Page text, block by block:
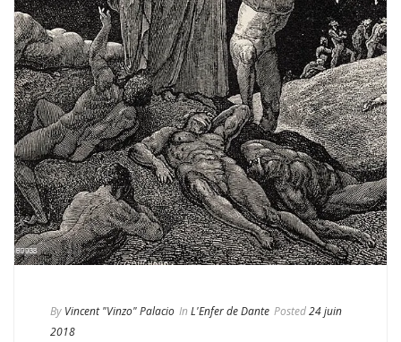
By Vincent "Vinzo" Palacio In L'Enfer de Dante Posted24 juin
2018